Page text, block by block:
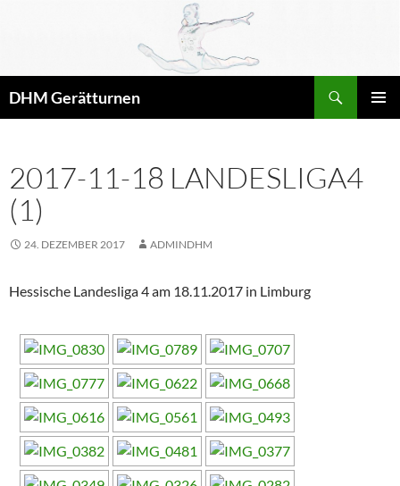
DHM Gerätturnen
2017-11-18 LANDESLIGA4
(1)
24. DEZEMBER 2017 ADMINDHM
Hessische Landesliga 4 am 18.11.2017 in Limburg